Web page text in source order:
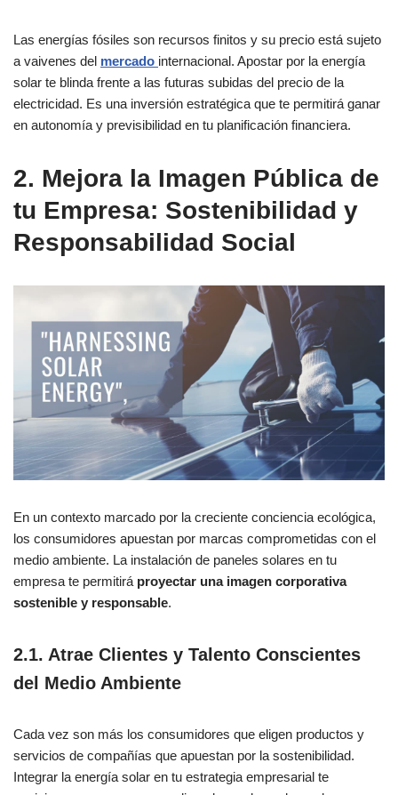
Las energías fósiles son recursos finitos y su precio está sujeto
a vaivenes del mercado internacional. Apostar por la energía
solar te blinda frente a las futuras subidas del precio de la
electricidad. Es una inversión estratégica que te permitirá ganar
en autonomía y previsibilidad en tu planificación financiera.
2. Mejora la Imagen Pública de
tu Empresa: Sostenibilidad y
Responsabilidad Social
En un contexto marcado por la creciente conciencia ecológica,
los consumidores apuestan por marcas comprometidas con el
medio ambiente. La instalación de paneles solares en tu
empresa te permitirá proyectar una imagen corporativa
sostenible y responsable.
2.1. Atrae Clientes y Talento Conscientes
del Medio Ambiente
Cada vez son más los consumidores que eligen productos y
servicios de compañías que apuestan por la sostenibilidad.
Integrar la energía solar en tu estrategia empresarial te